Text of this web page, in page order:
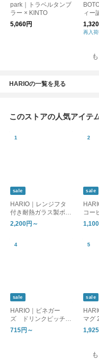
park｜トラベルタンブ
ラー × KINTO
5,060円
ィー
定】
うパ
ト
再入
HARIOの一覧を見る
このストアの人気アイテ
sale
HARIO｜レンジフタ
付き耐熱ガラス製ボウ
ル 2個／3個セット
2,200円～
sale
コー
ト］
sale
HARIO｜ビネガー
ズ ドリンクピッチャ
ー／フルーツポット
715円～
sale
マグ